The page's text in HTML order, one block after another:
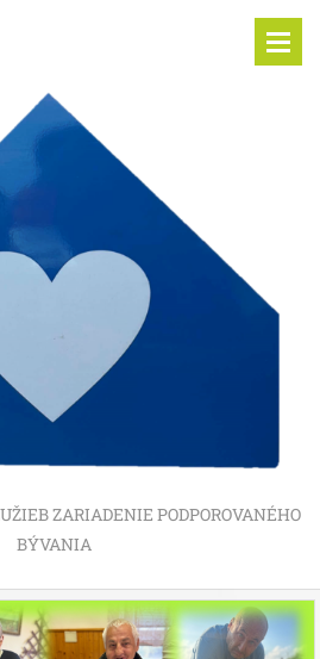
ZARIADENIE PODPOROVANÉHO
BÝVANIA